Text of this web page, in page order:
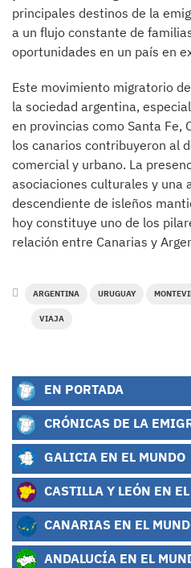
principales destinos de la
a un flujo constante de
oportunidades en un país en
Este movimiento migratorio
la sociedad argentina,
en provincias como Santa Fe,
los canarios contribuyeron al
comercial y urbano. La
asociaciones culturales y una
descendiente de isleños
hoy constituye uno de los
relación entre Canarias y
ARGENTINA URUGUAY
VIAJA
EN PORTADA
CRÓNICAS DE LA
GALICIA EN EL MUNDO
CASTILLA Y LEÓN EN
CANARIAS EN EL
ANDALUCÍA EN EL